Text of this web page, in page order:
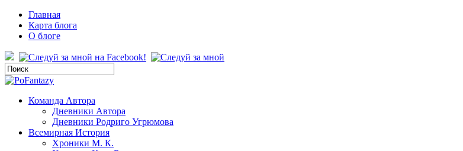
Главная
Карта блога
О блоге
Команда Автора
Дневники Автора
Дневники Родриго Угрюмова
Всемирная История
Хроники М. К.